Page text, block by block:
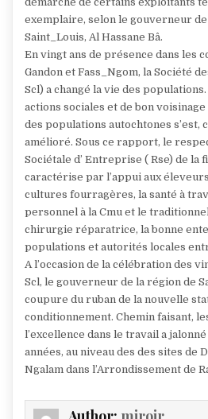
exemplaire, selon le gouverneur
Saint_Louis, Al Hassane Bâ.
En vingt ans de présence dans les
Gandon et Fass_Ngom, la Société
Scl) a changé la vie des
actions sociales et de bon
des populations autochtones s’est,
amélioré. Sous ce rapport, le
Sociétale d’ Entreprise ( Rse) de la
caractérise par l’appui aux
cultures fourragères, la santé à
personnel à la Cmu et le
chirurgie réparatrice, la bonne
populations et autorités locales
A l’occasion de la célébration des
Scl, le gouverneur de la région de
coupure du ruban de la nouvelle
conditionnement. Chemin faisant,
l’excellence dans le travail a
années, au niveau des des sites de
Ngalam dans l’Arrondissement de